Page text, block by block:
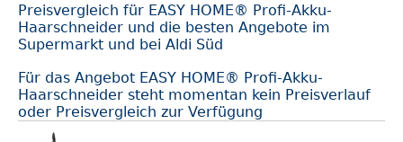
Preisvergleich für EASY HOME® Profi-Akku-
Haarschneider und die besten Angebote im
Supermarkt und bei Aldi Süd
Für das Angebot EASY HOME® Profi-Akku-
Haarschneider steht momentan kein Preisverlauf
oder Preisvergleich zur Verfügung